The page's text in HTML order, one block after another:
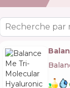
Recherche